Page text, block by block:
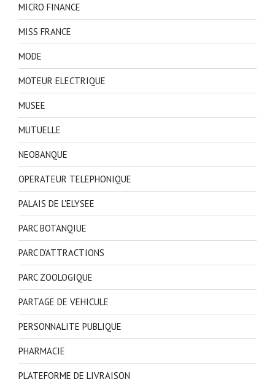
MICRO FINANCE
MISS FRANCE
MODE
MOTEUR ELECTRIQUE
MUSEE
MUTUELLE
NEOBANQUE
OPERATEUR TELEPHONIQUE
PALAIS DE L'ELYSEE
PARC BOTANQIUE
PARC D'ATTRACTIONS
PARC ZOOLOGIQUE
PARTAGE DE VEHICULE
PERSONNALITE PUBLIQUE
PHARMACIE
PLATEFORME DE LIVRAISON